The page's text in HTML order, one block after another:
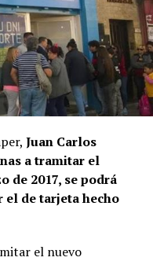
Juan Carlos
a tramitar el
de 2017, se podrá
de tarjeta hecho
el nuevo